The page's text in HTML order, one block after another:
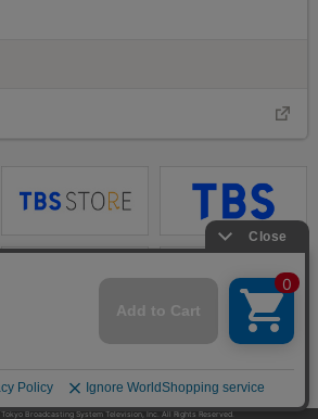
, Tokyo Broadcasting System Television, Inc. All Rights Reserved.